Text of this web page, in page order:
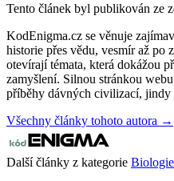
Tento článek byl publikován ze
KodEnigma.cz se věnuje
historie přes vědu, vesmír až po
otevírají témata, která dokážou
zamyšlení. Silnou stránkou
příběhy dávných civilizací, jindy
Všechny články tohoto autora →
Další články z kategorie Biologie